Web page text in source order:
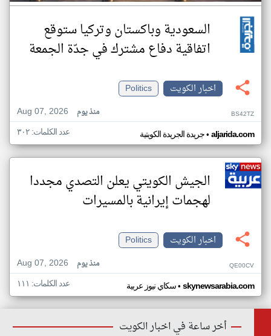
السعودية وباكستان وتركيا ستوقع
اتفاقية دفاع مشترك في جدّة الجمعة
اخبار الكويت
Politics
Aug 07, 2026
منذ يوم BS42TZ
جريدة الجريدة الكويتية• aljarida.com عدد الكلمات: ٣٠٢
الجيش الكويتي يعلن التصدي مجددا
لهجمات إيرانية بالمسيرات
اخبار الكويت
Politics
Aug 07, 2026
منذ يوم QE00CV
سكاي نيوز عربية• skynewsarabia.com عدد الكلمات: ١١١
أخر ساعة في اخبار الكويت